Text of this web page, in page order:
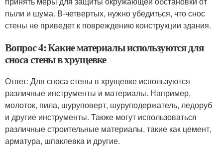
пыли и шума. В-четвертых, нужно убедиться, что снос
стены не приведет к повреждению конструкции здания.
Вопрос 4: Какие материалы используются для
сноса стены в хрущевке
Ответ: Для сноса стены в хрущевке используются
различные инструменты и материалы. Например,
молоток, пила, шуруповерт, шуруподержатель, ледоруб
и другие инструменты. Также могут использоваться
различные строительные материалы, такие как цемент,
арматура, шпаклевка и другие.